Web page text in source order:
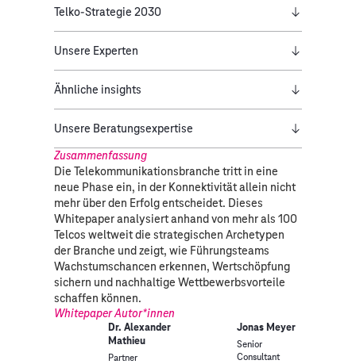
Zusammenfassung
Die Telekommunikationsbranche tritt in eine
neue Phase ein, in der Konnektivität allein nicht
mehr über den Erfolg entscheidet. Dieses
Whitepaper analysiert anhand von mehr als 100
Telcos weltweit die strategischen Archetypen
der Branche und zeigt, wie Führungsteams
Wachstumschancen erkennen, Wertschöpfung
sichern und nachhaltige Wettbewerbsvorteile
schaffen können.
Whitepaper Autor*innen
Dr. Alexander
Mathieu
Partner
Jonas Meyer
Senior
Consultant
Telko-Strategie 2030
Unsere Experten
Ähnliche insights
Unsere Beratungsexpertise